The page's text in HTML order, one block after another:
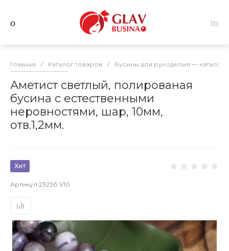
Главная / Каталог товаров / Бусины для рукоделия — каталог
Аметист светлый, полированая
бусина с естественными
неровностями, шар, 10мм,
отв.1,2мм.
Хит
Артикул 2323б.1/10